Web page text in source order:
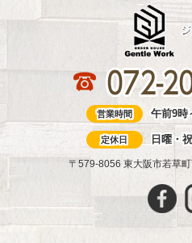
営業時間 午前9時
定休日 日曜・
〒579-8056 東大阪市若草町